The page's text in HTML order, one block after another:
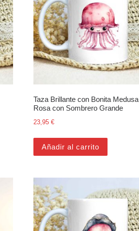
Taza Brillante con Bonita Medusa
Rosa con Sombrero Grande
23,95 €
Añadir al carrito